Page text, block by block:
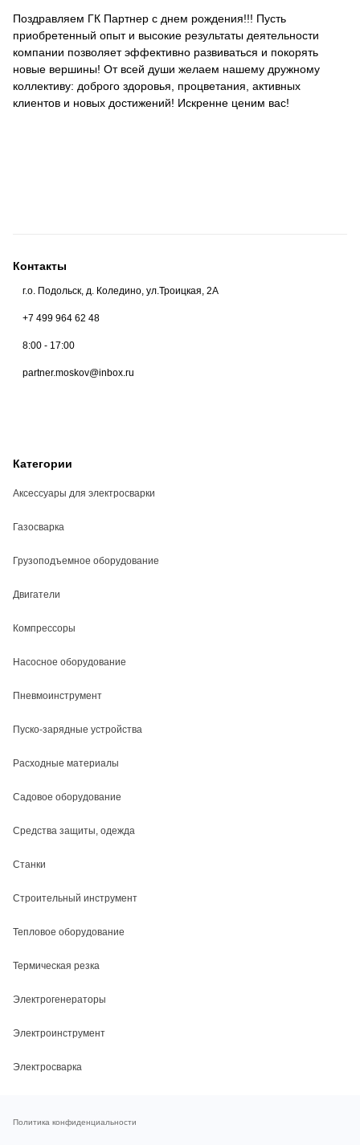
Поздравляем ГК Партнер с днем рождения!!! Пусть
приобретенный опыт и высокие результаты деятельности
компании позволяет эффективно развиваться и покорять
новые вершины! От всей души желаем нашему дружному
коллективу: доброго здоровья, процветания, активных
клиентов и новых достижений! Искренне ценим вас!
Контакты
г.о. Подольск, д. Коледино, ул.Троицкая, 2А
+7 499 964 62 48
8:00 - 17:00
partner.moskov@inbox.ru
Категории
Аксессуары для электросварки
Газосварка
Грузоподъемное оборудование
Двигатели
Компрессоры
Насосное оборудование
Пневмоинструмент
Пуско-зарядные устройства
Расходные материалы
Садовое оборудование
Средства защиты, одежда
Станки
Строительный инструмент
Тепловое оборудование
Термическая резка
Электрогенераторы
Электроинструмент
Электросварка
Политика конфиденциальности